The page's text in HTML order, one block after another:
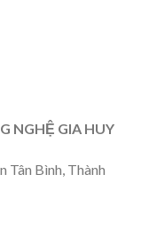
NGHỆ GIA HUY
Tân Bình, Thành